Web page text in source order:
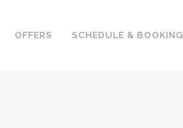
OFFERS SCHEDULE & BOOKING